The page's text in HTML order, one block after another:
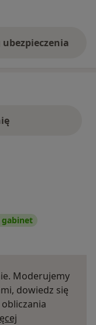
gabinet
Moderujemy
dowiedz się